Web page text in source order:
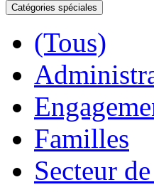
Catégories spéciales
(Tous)
Familles
Secteur